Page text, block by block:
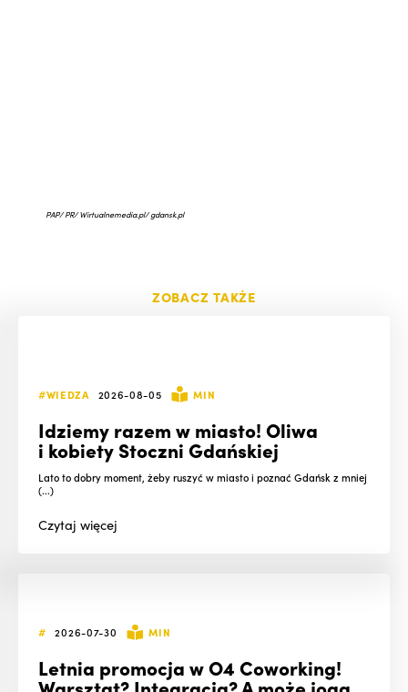
PAP/ PR/ Wirtualnemedia.pl/ gdansk.pl
ZOBACZ TAKŻE
#WIEDZA 2026-08-05 MIN
Idziemy razem w miasto! Oliwa
i kobiety Stoczni Gdańskiej
Lato to dobry moment, żeby ruszyć w miasto i poznać Gdańsk z mniej
(...)
Czytajwięcej
# 2026-07-30 MIN
Letnia promocja w O4 Coworking!